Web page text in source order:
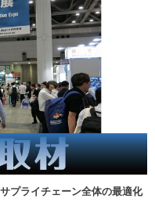
プライチェーン全体の最適化